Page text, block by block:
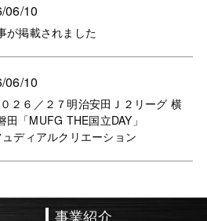
が掲載されました
06/10
２６／２７明治安田Ｊ２リーグ 横
「MUFG THE国立DAY」
ディアルクリエーション
06/10
事業紹介